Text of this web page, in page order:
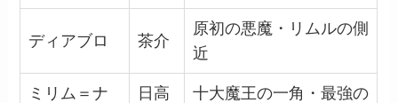
ディアブロ 茶介
原初の悪魔・リムルの側
近
ミリム＝ナ
日高
十大魔王の一角・最強の